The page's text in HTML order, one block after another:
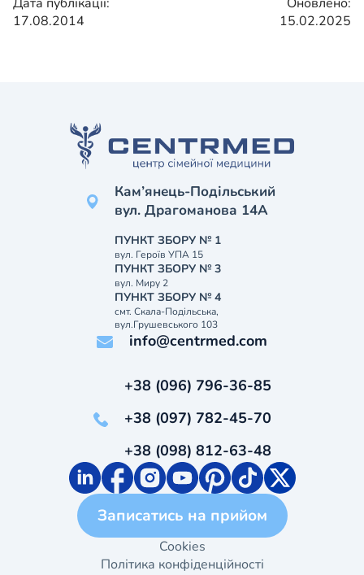
17.08.2014
15.02.2025
Кам’янець-Подільський
вул. Драгоманова 14А
ПУНКТ ЗБОРУ № 1
вул. Героїв УПА 15
ПУНКТ ЗБОРУ № 3
вул. Миру 2
ПУНКТ ЗБОРУ № 4
смт. Скала-Подільська,
вул.Грушевського 103
info@centrmed.com
+38 (096) 796-36-85
+38 (097) 782-45-70
+38 (098) 812-63-48
Записатись на прийом
Cookies
Політика конфіденційності